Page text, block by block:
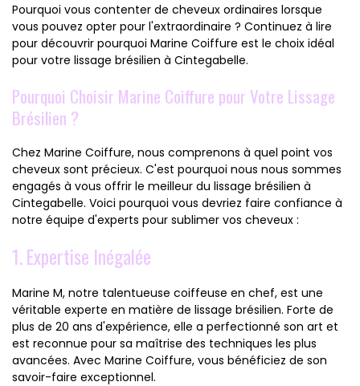
Pourquoi vous contenter de cheveux ordinaires lorsque
vous pouvez opter pour l'extraordinaire ? Continuez à lire
pour découvrir pourquoi Marine Coiffure est le choix idéal
pour votre lissage brésilien à Cintegabelle.
Pourquoi Choisir Marine Coiffure pour Votre Lissage
Brésilien ?
Chez Marine Coiffure, nous comprenons à quel point vos
cheveux sont précieux. C'est pourquoi nous nous sommes
engagés à vous offrir le meilleur du lissage brésilien à
Cintegabelle. Voici pourquoi vous devriez faire confiance à
notre équipe d'experts pour sublimer vos cheveux :
1. Expertise Inégalée
Marine M, notre talentueuse coiffeuse en chef, est une
véritable experte en matière de lissage brésilien. Forte de
plus de 20 ans d'expérience, elle a perfectionné son art et
est reconnue pour sa maîtrise des techniques les plus
avancées. Avec Marine Coiffure, vous bénéficiez de son
savoir-faire exceptionnel.